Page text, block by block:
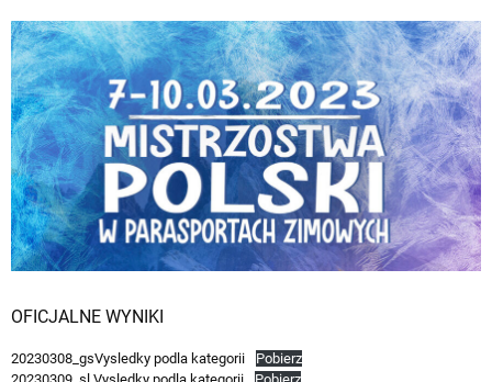
OFICJALNE WYNIKI
20230308_gsVysledky podla kategorii
Pobierz